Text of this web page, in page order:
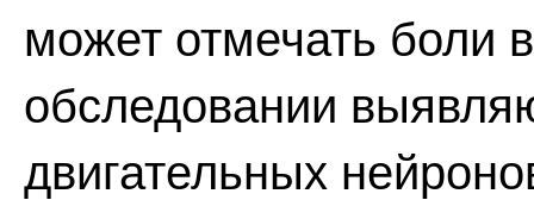
может отмечать боли
обследовании
двигательных